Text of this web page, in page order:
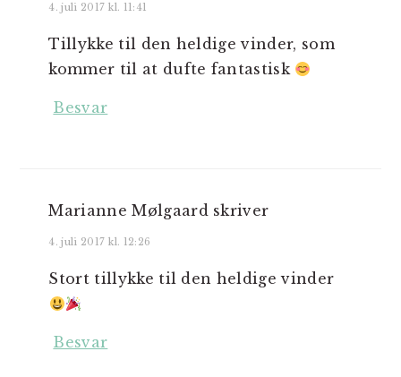
4. juli 2017 kl. 11:41
Tillykke til den heldige vinder, som
kommer til at dufte fantastisk
Besvar
Marianne Mølgaard skriver
4. juli 2017 kl. 12:26
Stort tillykke til den heldige vinder
Besvar